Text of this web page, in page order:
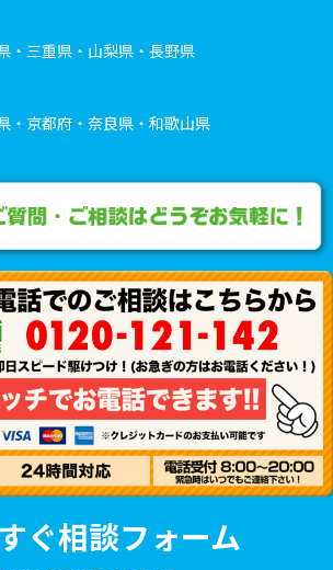
・三重県・山梨県・長野県
・京都府・奈良県・和歌山県
ぐ相談フォーム